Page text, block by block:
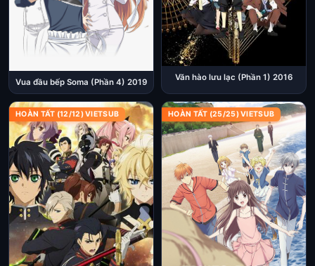
Vua đầu bếp Soma (Phần 4) 2019
Văn hào lưu lạc (Phần 1) 2016
HOÀN TẤT (12/12) VIETSUB HOÀN TẤT (25/25) VIETSUB